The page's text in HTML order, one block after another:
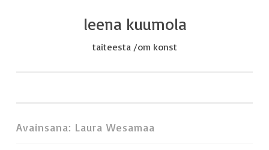
leena kuumola
taiteesta /om konst
Avainsana: Laura Wesamaa